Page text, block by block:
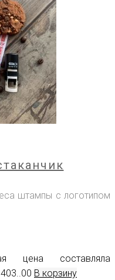
штампы с логотипом
цена составляла
.00 В корзину